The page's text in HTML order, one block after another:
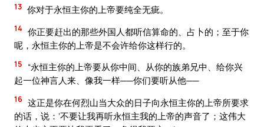
13 你对于永恒主你的上帝要纯全无疵。
14 你正要赶出的那些外国人都听信算命的、占卜的；至于你
呢，永恒主你的上帝是不会许给你这样行的。
15
“永恒主你的上帝要从你中间、从你的族弟兄中、给你兴
起一位神言人来、像我一样──你们要听从他──
16 这正是你在何烈山当大众的日子向永恒主你的上帝所要求
的话，说：‘不要让我再听永恒主我的上帝的声音了；这伟大